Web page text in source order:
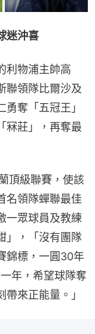
迷沖喜
利物浦主帥高
聯領隊比爾沙及
奪「五冠王」
冧莊」，再奪最
頂級聯賽，使該
名領隊蟬聯最佳
一眾球員及教練
」，「沒有團隊
錦標，一圓30年
年，希望球隊奪
來正能量。」